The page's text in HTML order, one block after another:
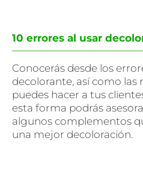
10 errores al usar
Conocerás desde los
decolorante, así como
puedes hacer a tus
esta forma podrás
algunos complementos
una mejor decoloración.